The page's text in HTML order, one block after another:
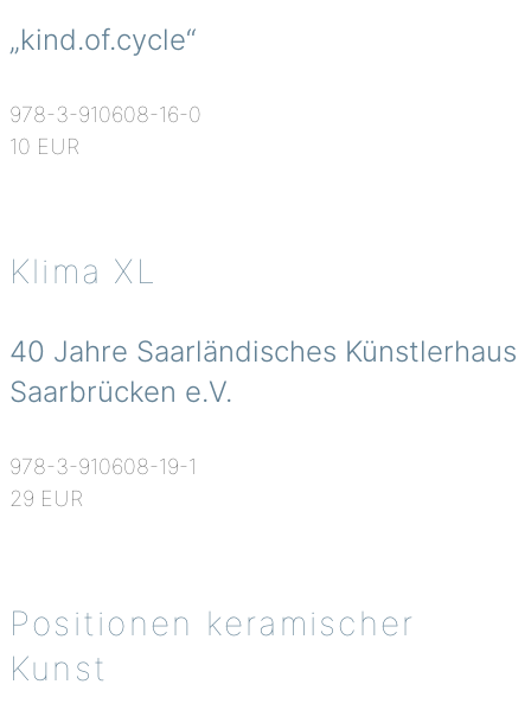
„kind.of.cycle“
978-3-910608-16-0
10 EUR
Klima XL
40 Jahre Saarländisches Künstlerhaus
Saarbrücken e.V.
978-3-910608-19-1
29 EUR
Positionen keramischer
Kunst